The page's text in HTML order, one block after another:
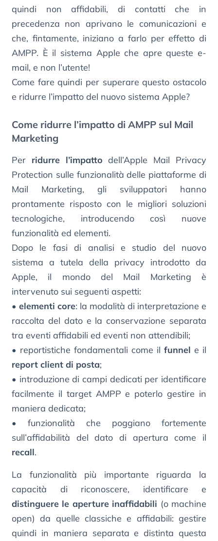
quindi non affidabili, di contatti che in
precedenza non aprivano le comunicazioni e
che, fintamente, iniziano a farlo per effetto di
AMPP. È il sistema Apple che apre queste e-
mail, e non l’utente!
Come fare quindi per superare questo ostacolo
e ridurre l’impatto del nuovo sistema Apple?
Come ridurre l’impatto di AMPP sul Mail
Marketing
Per ridurre l’impatto dell’Apple Mail Privacy
Protection sulle funzionalità delle piattaforme di
Mail Marketing, gli sviluppatori hanno
prontamente risposto con le migliori soluzioni
tecnologiche, introducendo così nuove
funzionalità ed elementi.
Dopo le fasi di analisi e studio del nuovo
sistema a tutela della privacy introdotto da
Apple, il mondo del Mail Marketing è
intervenuto sui seguenti aspetti:
• elementi core: la modalità di interpretazione e
raccolta del dato e la conservazione separata
tra eventi affidabili ed eventi non attendibili;
• reportistiche fondamentali come il funnel e il
report client di posta;
• introduzione di campi dedicati per identificare
facilmente il target AMPP e poterlo gestire in
maniera dedicata;
• funzionalità che poggiano fortemente
sull’affidabilità del dato di apertura come il
recall.
La funzionalità più importante riguarda la
capacità di riconoscere, identificare e
distinguere le aperture inaffidabili (o machine
open) da quelle classiche e affidabili: gestire
quindi in maniera separata e distinta questa